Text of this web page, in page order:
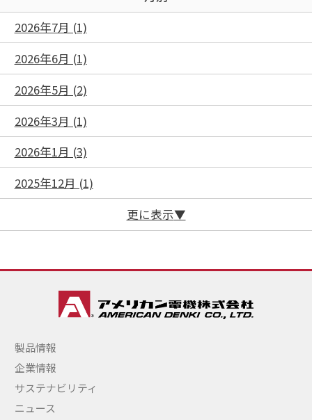
2026年7月 (1)
2026年6月 (1)
2026年5月 (2)
2026年3月 (1)
2026年1月 (3)
2025年12月 (1)
更に表示
製品情報
企業情報
サステナビリティ
ニュース